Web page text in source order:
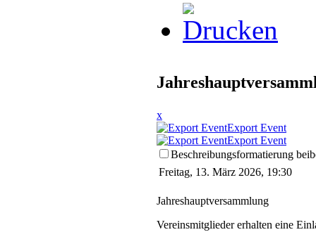
x
Export Event
Export Event
Beschreibungsformatierung
Freitag, 13. März 2026, 19:30
Jahreshauptversammlung
Vereinsmitglieder erhalten eine